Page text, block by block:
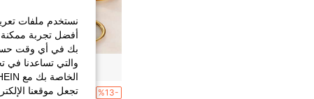
%13-
نستخدم ملفات
أفضل تجربة ممكنة
بك في أي وقت حسب
والتي تساعدنا في
تجعل موقعنا